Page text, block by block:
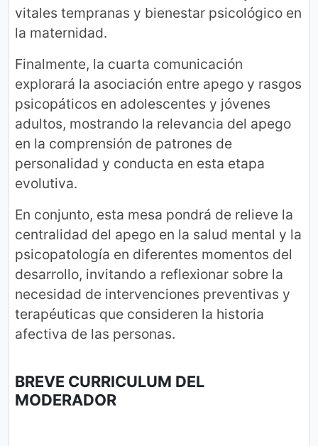
vitales tempranas y bienestar psicológico en
la maternidad.
Finalmente, la cuarta comunicación
explorará la asociación entre apego y rasgos
psicopáticos en adolescentes y jóvenes
adultos, mostrando la relevancia del apego
en la comprensión de patrones de
personalidad y conducta en esta etapa
evolutiva.
En conjunto, esta mesa pondrá de relieve la
centralidad del apego en la salud mental y la
psicopatología en diferentes momentos del
desarrollo, invitando a reflexionar sobre la
necesidad de intervenciones preventivas y
terapéuticas que consideren la historia
afectiva de las personas.
BREVE CURRICULUM DEL
MODERADOR